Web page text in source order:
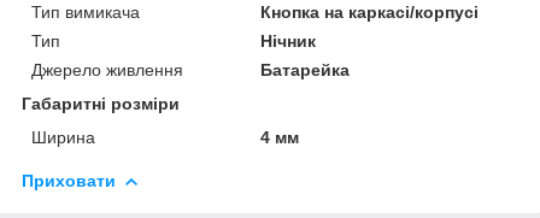
Тип вимикача
Кнопка на каркасі/корпусі
Тип
Нічник
Джерело живлення
Батарейка
Габаритні розміри
Ширина
4 мм
Приховати